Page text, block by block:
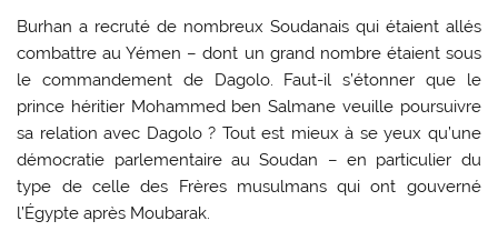
Burhan a recruté de nombreux Soudanais qui étaient allés
combattre au Yémen – dont un grand nombre étaient sous
le commandement de Dagolo. Faut-il s’étonner que le
prince héritier Mohammed ben Salmane veuille poursuivre
sa relation avec Dagolo ? Tout est mieux à se yeux qu’une
démocratie parlementaire au Soudan – en particulier du
type de celle des Frères musulmans qui ont gouverné
l’Égypte après Moubarak.